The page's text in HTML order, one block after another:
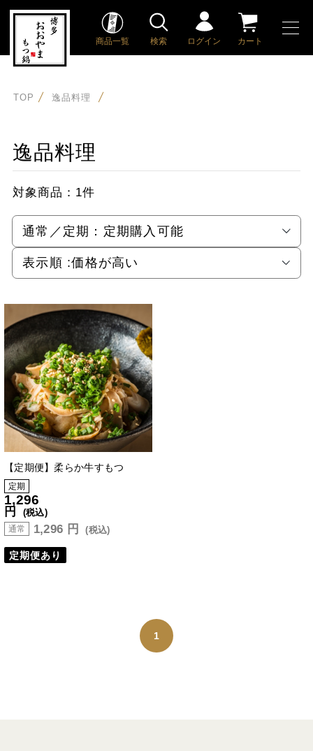
商品一覧 検索 ログイン カート
TOP 逸品料理
逸品料理
対象商品： 1件
通常／定期： 定期購入可能
表示順 :価格が高い
【定期便】柔らか牛すもつ
定期
1,296
円 (税込)
通常 1,296 円 (税込)
定期便あり
1